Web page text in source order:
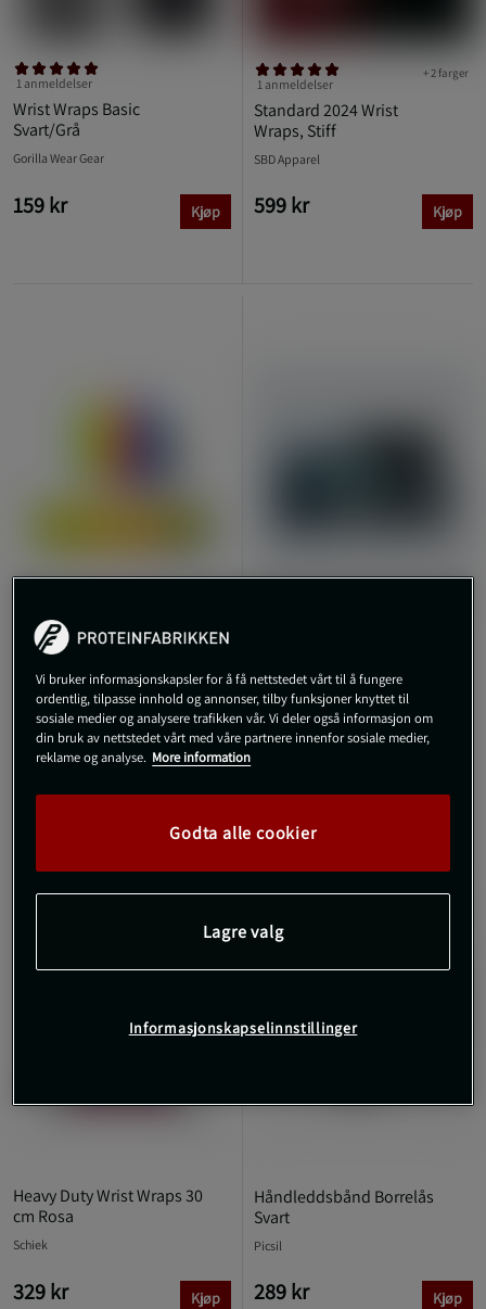
Wrist Wraps Basic
Svart/Grå
1 anmeldelser
Gorilla Wear Gear
159 kr Kjøp
Standard 2024 Wrist
Wraps, Stiff
+ 2 farger
1 anmeldelser
SBD Apparel
599 kr Kjøp
Svettehåndleddsbånd
Neon 7-pack
Velites
1.099 kr Kjøp
Picsil
699 kr
Heavy Duty Wrist Wraps 30
cm Rosa
Schiek
329 kr Kjøp
Håndleddsbånd Borrelås
Svart
Picsil
289 kr Kjøp
Vi bruker informasjonskapsler for å få nettstedet vårt til å fungere
ordentlig, tilpasse innhold og annonser, tilby funksjoner knyttet til
sosiale medier og analysere trafikken vår. Vi deler også informasjon om
din bruk av nettstedet vårt med våre partnere innenfor sosiale medier,
reklame og analyse. More information
Godta alle cookier
Lagre valg
Informasjonskapselinnstillinger